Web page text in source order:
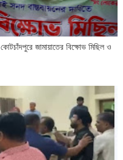
জামায়াতের বিক্ষোভ মিছিল ও